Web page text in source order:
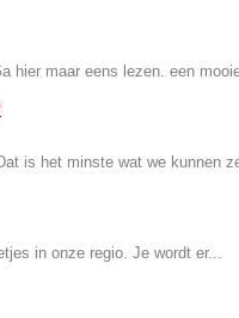
hier maar eens lezen. een
is het minste wat we kunnen
in onze regio. Je wordt er...